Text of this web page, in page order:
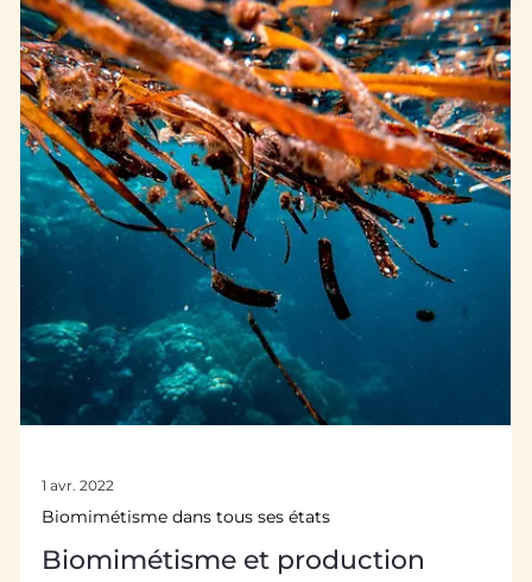
15 avr. 2022
Biomimétisme dans tous ses états
Biomimétisme et optique : quand la
nature nous illumine !
L’optique est la science de la lumière . Pour se reproduire,
chasser ou se camoufler , savoir bien utiliser la lumière est
d'une importance première dans le monde du vivant.
L’optique y est omniprésente ! En s'inspirant des prouesses
optiques biologiques , on peut innover de façon brillante.
Laissez l'optique vous éclairer sur les merveilles du vivant
et celles du biomimétisme ! Apparence : être vu ou passer
inaperçu Bien manier l’optique est essentiel pour
l’apparence .